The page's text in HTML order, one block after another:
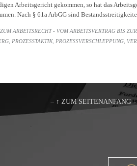
Arbeitsgericht gekommen, so hat das
Nach § 61a ArbGG sind
ARBEITSRECHT - VOM ARBEITSVERTRAG BIS
PROZESSTAKTIK, PROZESSVERSCHLEPPUNG
– ↑ ZUM SEITENANFANG –